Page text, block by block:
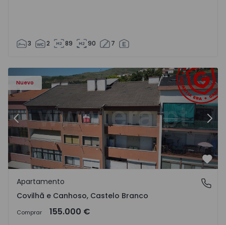
3 2 89 90 7
Nuevo
- 18
Apartamento T2 Covilhã, Covilhã e Canhoso - 1497806 -
Anterior
Covilhã e Canhoso, Castelo Branco
Apartamento
Covilhã e Canhoso, Castelo Branco
Comprar 155.000 €